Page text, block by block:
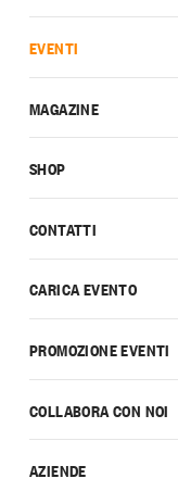
CONTATTI
CARICA EVENTO
PROMOZIONE EVENTI
COLLABORA CON NOI
AZIENDE
EVENTI
MAGAZINE
SHOP